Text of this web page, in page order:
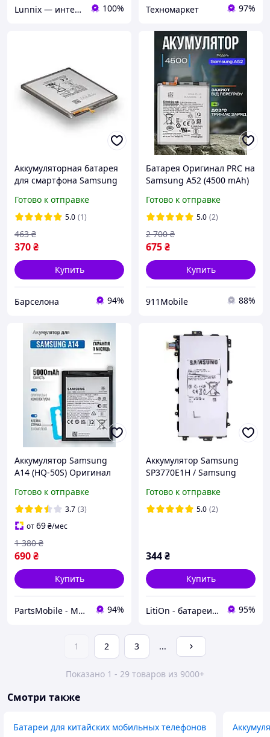
Lunnix — интернет-магазин электроники и аксессуаров 100% Техномаркет 97%
Аккумуляторная батарея
для смартфона Samsung
Готово к отправке
5.0 (1)
370₴
463 ₴
Купить
Барселона 94%
Батарея Оригинал PRC на
Samsung A52 (4500 mAh)
качественным
контроллером
Готово к отправке
5.0 (2)
675₴
2 700 ₴
Купить
911Mobile 88%
Аккумулятор Samsung
A14 (HQ-50S) Оригинал
mAh) АКБ Самсунг А14
Готово к отправке
3.7 (3)
от69₴/мес
690₴
1 380 ₴
Купить
PartsMobile - Магазин запчастин (телефони, планшети, ноутбуки) 94%
Аккумулятор Samsung
SP3770E1H / Samsung
N5110, N5120) AAA
Готово к отправке
5.0 (2)
344₴
Купить
LitiOn - батареи и аккумуляторы 95%
1 2 3 ...
Показано 1 - 29 товаров из 9000+
Смотри также
Батареи для китайских мобильных телефонов